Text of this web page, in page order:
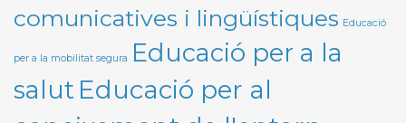
comunicatives i lingüístiques Educació
per a la mobilitat segura
Educació per a la
salut Educació per al